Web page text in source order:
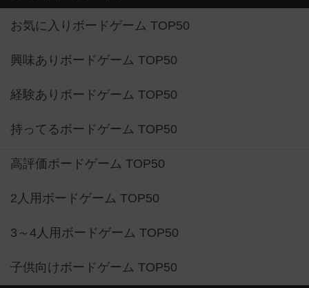
お気に入りボードゲーム TOP50
興味ありボードゲーム TOP50
経験ありボードゲーム TOP50
持ってるボードゲーム TOP50
高評価ボードゲーム TOP50
2人用ボードゲーム TOP50
3～4人用ボードゲーム TOP50
子供向けボードゲーム TOP50